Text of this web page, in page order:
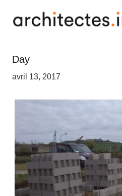
Day
avril 13, 2017